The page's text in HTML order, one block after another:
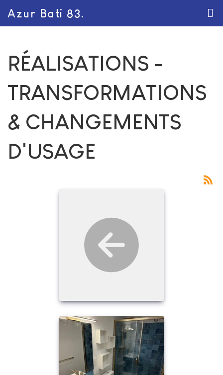
Azur Bati 83.
RÉALISATIONS -
TRANSFORMATIONS
& CHANGEMENTS
D'USAGE